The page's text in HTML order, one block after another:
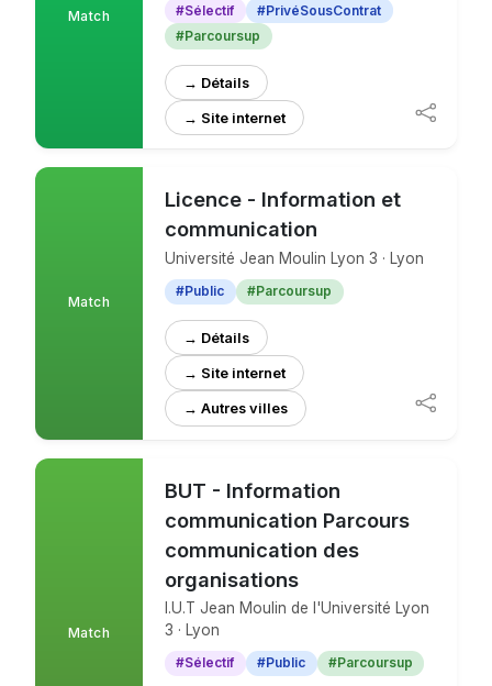
Match #Sélectif
#PrivéSousContrat
#Parcoursup
→ Détails
→ Site internet
Match
Licence - Information et
communication
Université Jean Moulin Lyon 3 · Lyon
#Public #Parcoursup
→ Détails
→ Site internet
Match
BUT - Information
communication Parcours
communication des
organisations
I.U.T Jean Moulin de l'Université Lyon
3 · Lyon
#Sélectif #Public #Parcoursup